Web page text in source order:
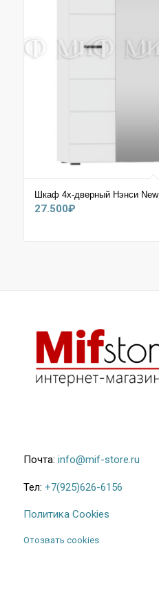
Шкаф 4х-дверный Нэнси New
27.500₽
Почта: info@mif-store.ru
Тел: +7(925)626-6156
Политика Cookies
Отозвать cookies